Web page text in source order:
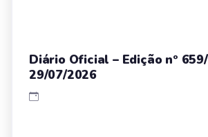
Diário Oficial – Edição nº
29/07/2026